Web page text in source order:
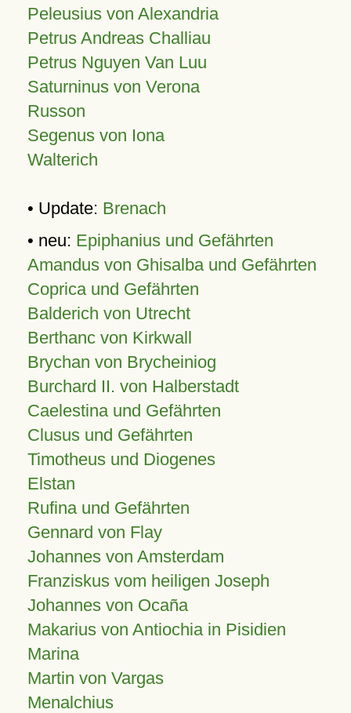
Peleusius von Alexandria
Petrus Andreas Challiau
Petrus Nguyen Van Luu
Saturninus von Verona
Russon
Segenus von Iona
Walterich
• Update: Brenach
• neu: Epiphanius und Gefährten
Amandus von Ghisalba und Gefährten
Coprica und Gefährten
Balderich von Utrecht
Berthanc von Kirkwall
Brychan von Brycheiniog
Burchard II. von Halberstadt
Caelestina und Gefährten
Clusus und Gefährten
Timotheus und Diogenes
Elstan
Rufina und Gefährten
Gennard von Flay
Johannes von Amsterdam
Franziskus vom heiligen Joseph
Johannes von Ocaña
Makarius von Antiochia in Pisidien
Marina
Martin von Vargas
Menalchius